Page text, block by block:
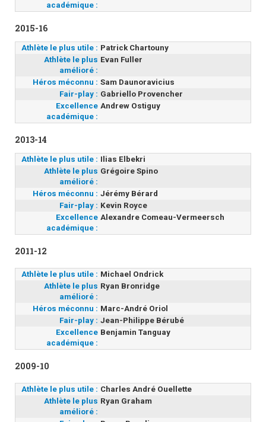
académique :
2015-16
Athlète le plus utile : Patrick Chartouny
Athlète le plus
amélioré :
Evan Fuller
Héros méconnu : Sam Daunoravicius
Fair-play : Gabriello Provencher
Excellence
académique :
Andrew Ostiguy
2013-14
Athlète le plus utile : Ilias Elbekri
Athlète le plus
amélioré :
Grégoire Spino
Héros méconnu : Jérémy Bérard
Fair-play : Kevin Royce
Excellence
académique :
Alexandre Comeau-Vermeersch
2011-12
Athlète le plus utile : Michael Ondrick
Athlète le plus
amélioré :
Ryan Bronridge
Héros méconnu : Marc-André Oriol
Fair-play : Jean-Philippe Bérubé
Excellence
académique :
Benjamin Tanguay
2009-10
Athlète le plus utile : Charles André Ouellette
Athlète le plus
amélioré :
Ryan Graham